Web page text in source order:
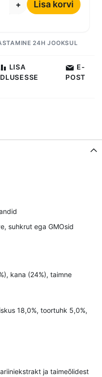
+ Lisa korvi
24H JOOKSUL
LISA
E-
POST
suhkrut ega GMOsid
kana (24%), taimne
18,0%, toortuhk 5,0%,
ja taimeõlidest